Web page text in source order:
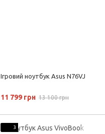
Ігровий ноутбук Asus N76VJ
11 799 грн 13 100 грн
3